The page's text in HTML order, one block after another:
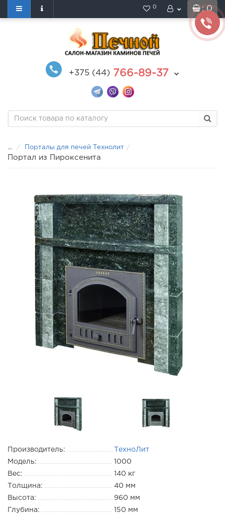
: 0
0
+375 (44) 766-89-37
... Порталы для печей Технолит
Портал из Пироксенита
Производитель:
ТехноЛит
Модель:
1000
Вес:
140 кг
Толщина:
40 мм
Высота:
960 мм
Глубина:
150 мм